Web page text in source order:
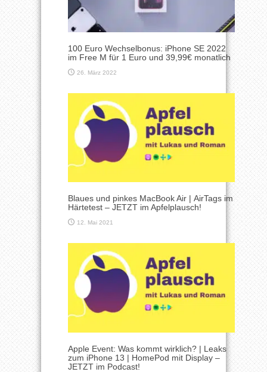
100 Euro Wechselbonus: iPhone SE 2022
im Free M für 1 Euro und 39,99€ monatlich
26. März 2022
Blaues und pinkes MacBook Air | AirTags im
Härtetest – JETZT im Apfelplausch!
12. Mai 2021
Apple Event: Was kommt wirklich? | Leaks
zum iPhone 13 | HomePod mit Display –
JETZT im Podcast!